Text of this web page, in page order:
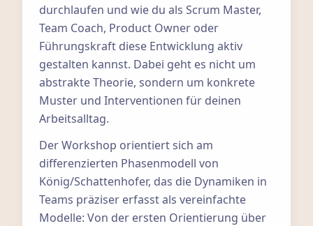
durchlaufen und wie du als Scrum Master,
Team Coach, Product Owner oder
Führungskraft diese Entwicklung aktiv
gestalten kannst. Dabei geht es nicht um
abstrakte Theorie, sondern um konkrete
Muster und Interventionen für deinen
Arbeitsalltag.
Der Workshop orientiert sich am
differenzierten Phasenmodell von
König/Schattenhofer, das die Dynamiken in
Teams präziser erfasst als vereinfachte
Modelle: Von der ersten Orientierung über